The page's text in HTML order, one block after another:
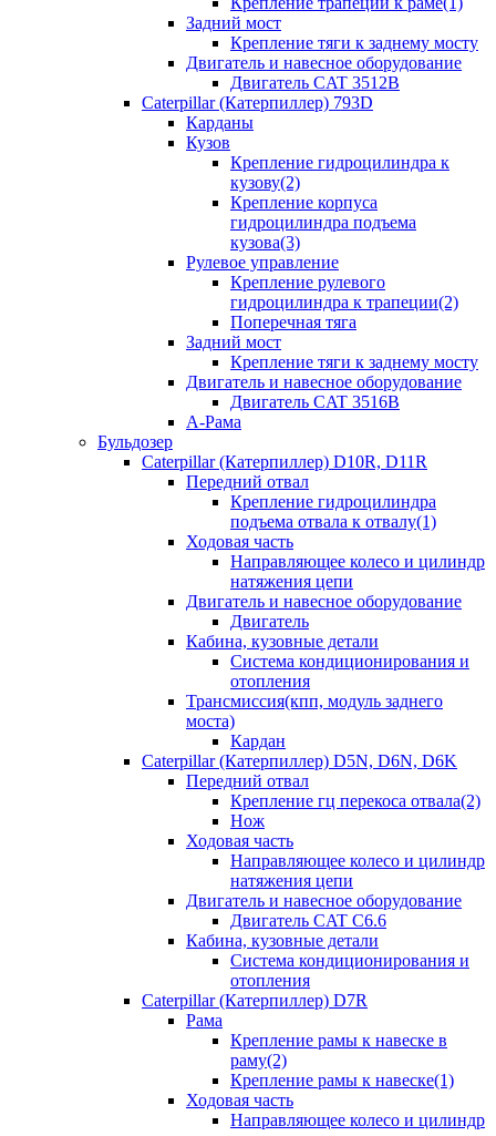
Задний мост
Крепление тяги к заднему мосту
Двигатель и навесное оборудование
Двигатель CAT 3512B
Caterpillar (Катерпиллер) 793D
Карданы
Кузов
Крепление гидроцилиндра к
кузову(2)
Крепление корпуса
гидроцилиндра подъема
кузова(3)
Рулевое управление
Крепление рулевого
гидроцилиндра к трапеции(2)
Поперечная тяга
Задний мост
Крепление тяги к заднему мосту
Двигатель и навесное оборудование
Двигатель CAT 3516B
А-Рама
Бульдозер
Caterpillar (Катерпиллер) D10R, D11R
Передний отвал
Крепление гидроцилиндра
подъема отвала к отвалу(1)
Ходовая часть
Направляющее колесо и цилиндр
натяжения цепи
Двигатель и навесное оборудование
Двигатель
Кабина, кузовные детали
Система кондиционирования и
отопления
Трансмиссия(кпп, модуль заднего
моста)
Кардан
Caterpillar (Катерпиллер) D5N, D6N, D6K
Передний отвал
Крепление гц перекоса отвала(2)
Нож
Ходовая часть
Направляющее колесо и цилиндр
натяжения цепи
Двигатель и навесное оборудование
Двигатель CAT C6.6
Кабина, кузовные детали
Система кондиционирования и
отопления
Caterpillar (Катерпиллер) D7R
Рама
Крепление рамы к навеске в
раму(2)
Крепление рамы к навеске(1)
Ходовая часть
Направляющее колесо и цилиндр